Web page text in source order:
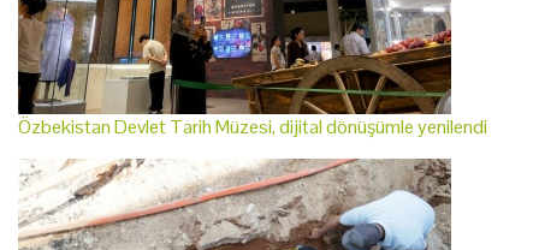
Özbekistan Devlet Tarih Müzesi, dijital dönüşümle yenilendi